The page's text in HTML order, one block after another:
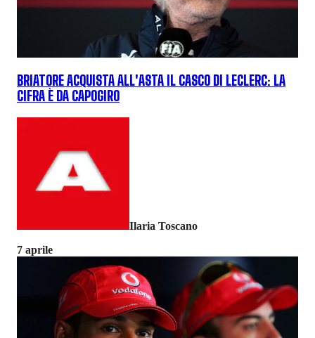
BRIATORE ACQUISTA ALL'ASTA IL CASCO DI LECLERC: LA
CIFRA È DA CAPOGIRO
Ilaria Toscano
7 aprile